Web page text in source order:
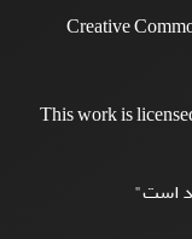
Creative
This work is
است"